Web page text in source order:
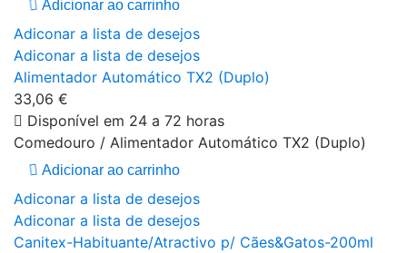
Adicionar ao carrinho
Adiconar a lista de desejos
Adiconar a lista de desejos
Alimentador Automático TX2 (Duplo)
33,06 €
Disponível em 24 a 72 horas
Comedouro / Alimentador Automático TX2 (Duplo)
Adicionar ao carrinho
Adiconar a lista de desejos
Adiconar a lista de desejos
Canitex-Habituante/Atractivo p/ Cães&Gatos-200ml